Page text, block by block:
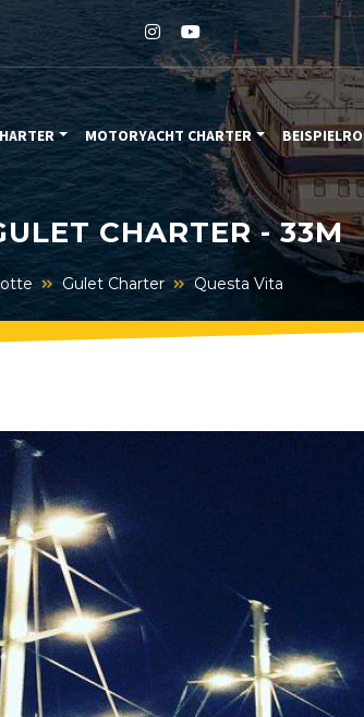
MOTORYACHT CHARTER
CHARTER - 33M
Gulet Charter Questa Vita